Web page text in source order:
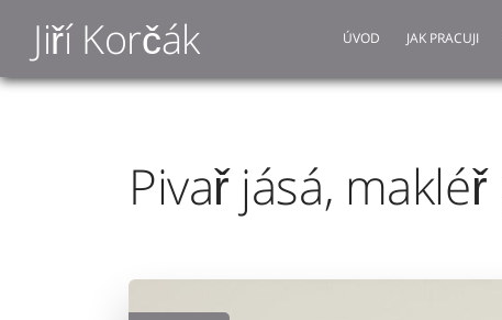
Jiří Korčák ÚVOD JAK PRACUJI
Pivař jásá,